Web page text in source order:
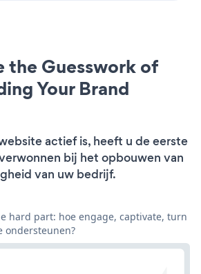
the Guesswork of
Your Brand
actief is, heeft u de eerste
bij het opbouwen van
van uw bedrijf.
hard part: hoe engage, captivate, turn
ondersteunen?